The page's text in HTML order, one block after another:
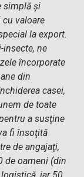
simplă şi
valoare
la export.
insecte, ne
încorporate
din
casei,
de toate
a susţine
fi însoţită
de angajaţi,
de oameni (din